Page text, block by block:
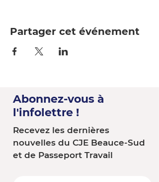
Partager cet événement
Abonnez-vous à
l'infolettre !
Recevez les dernières
nouvelles du CJE Beauce-Sud
et de Passeport Travail